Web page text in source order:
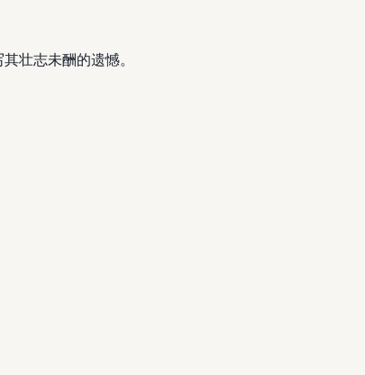
壮志未酬的遗憾。